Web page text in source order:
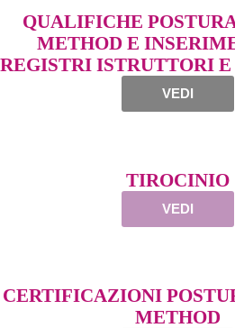
QUALIFICHE
METHOD E
REGISTRI ISTRUTTORI
VEDI
TIROCINIO
VEDI
CERTIFICAZIONI
METHOD